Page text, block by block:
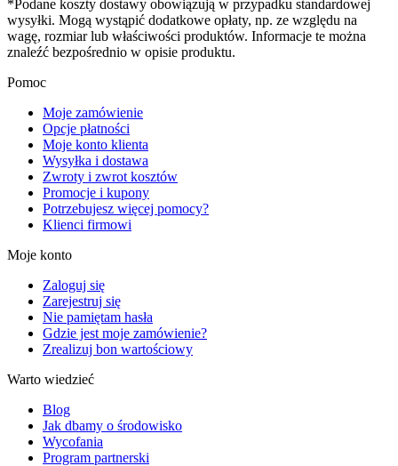
*Podane koszty dostawy obowiązują w przypadku standardowej
wysyłki. Mogą wystąpić dodatkowe opłaty, np. ze względu na
wagę, rozmiar lub właściwości produktów. Informacje te można
znaleźć bezpośrednio w opisie produktu.
Pomoc
Moje zamówienie
Opcje płatności
Moje konto klienta
Wysyłka i dostawa
Zwroty i zwrot kosztów
Promocje i kupony
Potrzebujesz więcej pomocy?
Klienci firmowi
Moje konto
Zaloguj się
Zarejestruj się
Nie pamiętam hasła
Gdzie jest moje zamówienie?
Zrealizuj bon wartościowy
Warto wiedzieć
Blog
Jak dbamy o środowisko
Wycofania
Program partnerski